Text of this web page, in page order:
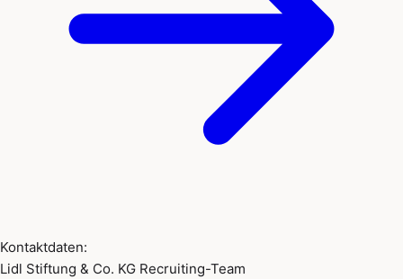
Kontaktdaten:
Lidl Stiftung & Co. KG Recruiting-Team